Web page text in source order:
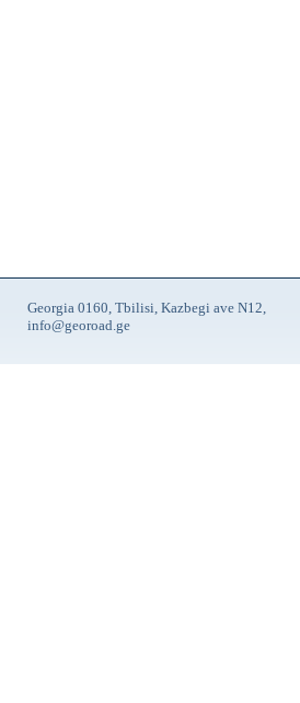
Georgia 0160, Tbilisi, Kazbegi ave N12,
info@georoad.ge